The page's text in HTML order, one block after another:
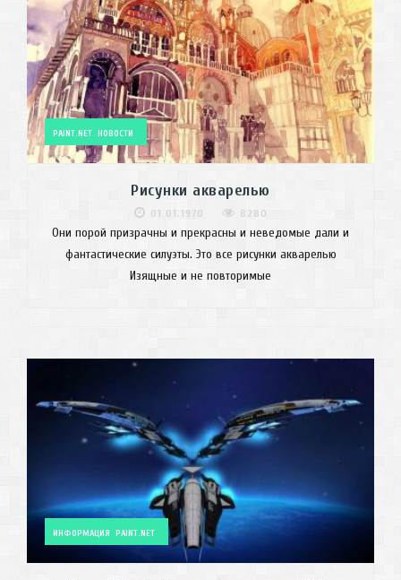
PAINT.NET НОВОСТИ
Рисунки акварелью
01.01.1970 8280
Они порой призрачны и прекрасны и неведомые дали и
фантастические силуэты. Это все рисунки акварелью
Изящные и не повторимые
ИНФОРМАЦИЯ PAINT.NET